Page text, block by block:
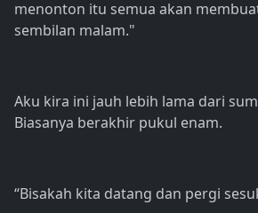
menonton itu semua akan
sembilan malam."
Aku kira ini jauh lebih lama dari
Biasanya berakhir pukul enam.
“Bisakah kita datang dan pergi